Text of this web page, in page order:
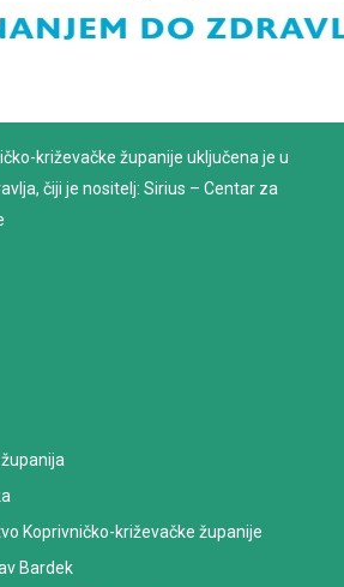
križevačke županije uključena je u
čiji je nositelj: Sirius – Centar za
Koprivničko-križevačke županije
Bardek